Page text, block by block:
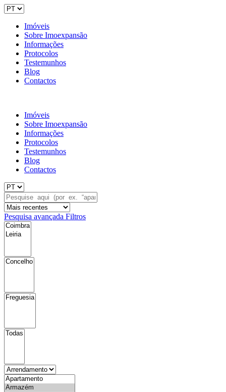
Imóveis
Sobre Imoexpansão
Informações
Protocolos
Testemunhos
Blog
Contactos
Imóveis
Sobre Imoexpansão
Informações
Protocolos
Testemunhos
Blog
Contactos
Pesquisa avançada Filtros